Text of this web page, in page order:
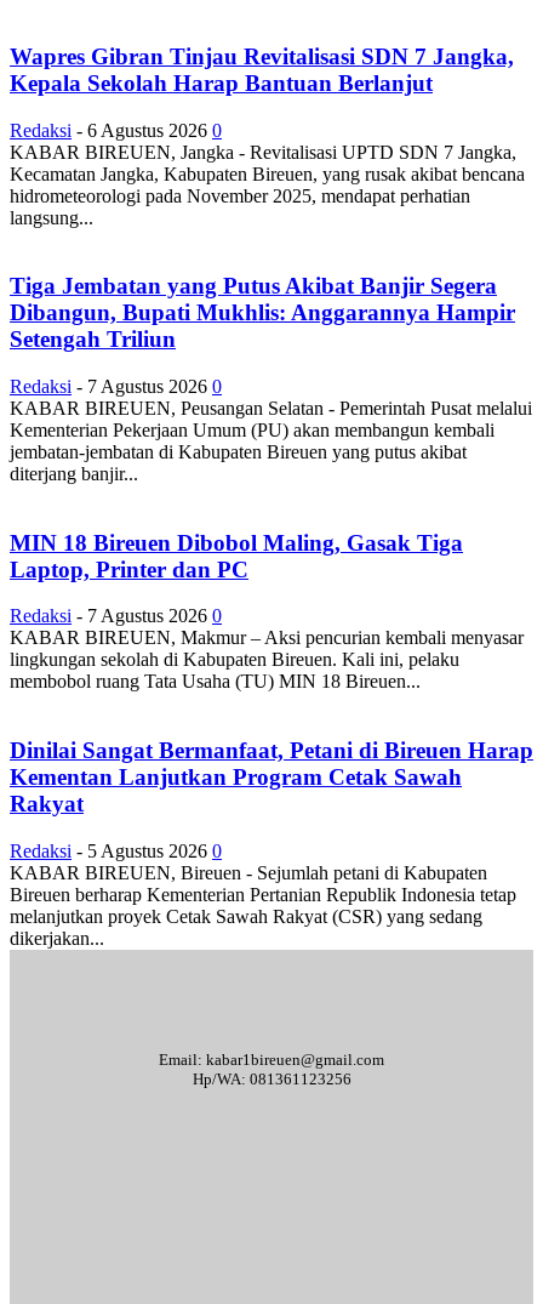
Wapres Gibran Tinjau Revitalisasi SDN 7 Jangka,
Kepala Sekolah Harap Bantuan Berlanjut
Redaksi - 6 Agustus 2026 0
KABAR BIREUEN, Jangka - Revitalisasi UPTD SDN 7 Jangka,
Kecamatan Jangka, Kabupaten Bireuen, yang rusak akibat bencana
hidrometeorologi pada November 2025, mendapat perhatian
langsung...
Tiga Jembatan yang Putus Akibat Banjir Segera
Dibangun, Bupati Mukhlis: Anggarannya Hampir
Setengah Triliun
Redaksi - 7 Agustus 2026 0
KABAR BIREUEN, Peusangan Selatan - Pemerintah Pusat melalui
Kementerian Pekerjaan Umum (PU) akan membangun kembali
jembatan-jembatan di Kabupaten Bireuen yang putus akibat
diterjang banjir...
MIN 18 Bireuen Dibobol Maling, Gasak Tiga
Laptop, Printer dan PC
Redaksi - 7 Agustus 2026 0
KABAR BIREUEN, Makmur – Aksi pencurian kembali menyasar
lingkungan sekolah di Kabupaten Bireuen. Kali ini, pelaku
membobol ruang Tata Usaha (TU) MIN 18 Bireuen...
Dinilai Sangat Bermanfaat, Petani di Bireuen Harap
Kementan Lanjutkan Program Cetak Sawah
Rakyat
Redaksi - 5 Agustus 2026 0
KABAR BIREUEN, Bireuen - Sejumlah petani di Kabupaten
Bireuen berharap Kementerian Pertanian Republik Indonesia tetap
melanjutkan proyek Cetak Sawah Rakyat (CSR) yang sedang
dikerjakan...
Email: kabar1bireuen@gmail.com
Hp/WA: 081361123256